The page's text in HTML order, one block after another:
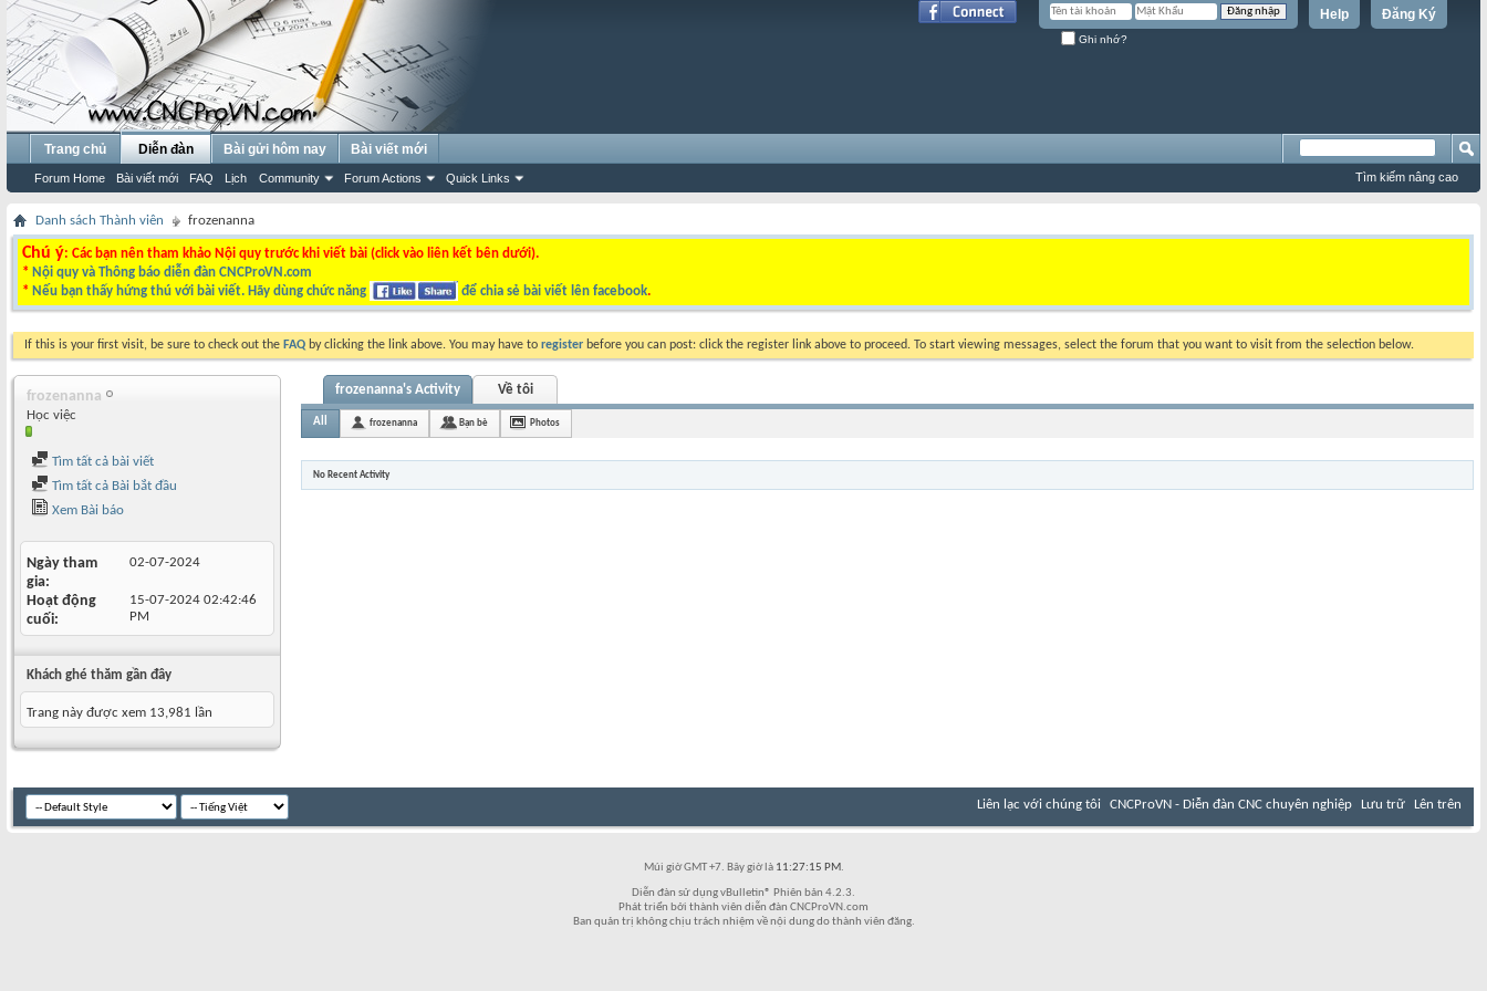
Đăng Ký
Help
Ghi nhớ?
Trang chủ Diễn đàn
Forum Home Bài viết mới FAQ Lịch Community Forum Actions Quick Links
Bài gửi hôm nay Bài viết mới
Tìm kiếm nâng cao
Danh sách Thành viên frozenanna
Chú ý: Các bạn nên tham khảo Nội quy trước khi viết bài (click vào liên kết bên dưới).
* Nội quy và Thông báo diễn đàn CNCProVN.com
* Nếu bạn thấy hứng thú với bài viết. Hãy dùng chức năng để chia sẻ bài viết lên facebook.
If this is your first visit, be sure to check out the FAQ by clicking the link above. You may have to register before you can post: click the register link above to proceed. To start viewing messages, select the forum that you want to visit from the selection below.
frozenanna
Học việc
Tìm tất cả bài viết
Tìm tất cả Bài bắt đầu
Xem Bài báo
Ngày tham
gia
02-07-2024
Hoạt động
cuối
15-07-2024 02:42:46
PM
Khách ghé thăm gần đây
Trang này được xem 13,981 lần
frozenanna's Activity Về tôi
All frozenanna Bạn bè Photos
No Recent Activity
Liên lạc với chúng tôi CNCProVN - Diễn đàn CNC chuyên nghiệp Lưu trữ Lên trên
Múi giờ GMT +7. Bây giờ là 11:27:15 PM.
Diễn đàn sử dụng vBulletin® Phiên bản 4.2.3.
Phát triển bởi thành viên diễn đàn CNCProVN.com
Ban quản trị không chịu trách nhiệm về nội dung do thành viên đăng.